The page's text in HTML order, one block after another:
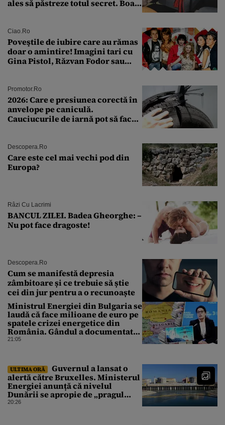
ales să păstreze totul secret. Boala
Ciao.ro
Poveştile de iubire care au rămas
doar o amintire! Imagini tari cu
Gina Pistol, Răzvan Fodor sau
Promotor.ro
2026: Care e presiunea corectă în
anvelope pe caniculă.
Cauciucurile de iarnă pot să facă
Descopera.ro
Care este cel mai vechi pod din
Europa?
Râzi Cu Lacrimi
BANCUL ZILEI. Badea Gheorghe: –
Nu pot face dragoste!
Descopera.ro
Cum se manifestă depresia
zâmbitoare și ce trebuie să știe
cei din jur pentru a o recunoaște
Ministrul Energiei din Bulgaria se
laudă că face milioane de euro pe
spatele crizei energetice din
România. Gândul a documentat
cazul
21:05
ULTIMA ORĂ
Guvernul a lansat o
alertă către Bruxelles. Ministerul
Energiei anunță că nivelul
Dunării se apropie de „pragul
critic”, iar centrala de la
20:26